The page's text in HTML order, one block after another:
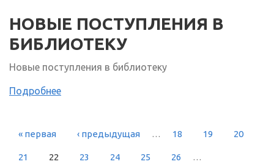
НОВЫЕ ПОСТУПЛЕНИЯ В
БИБЛИОТЕКУ
Новые поступления в библиотеку
Подробнее
СТРАНИЦЫ
« первая ‹ предыдущая … 18 19 20
21 22 23 24 25 26 …